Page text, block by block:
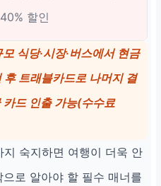
할인
식당·시장·버스에서 현금
트래블카드로 나머지 결
드 인출 가능(수수료
숙지하면 여행이 더욱 안
로 알아야 할 필수 매너를